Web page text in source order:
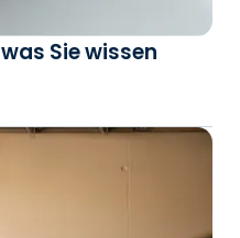
Sie wissen